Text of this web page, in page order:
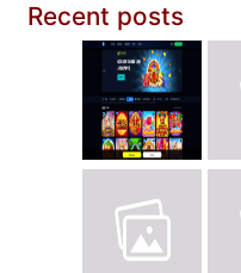
Recent posts